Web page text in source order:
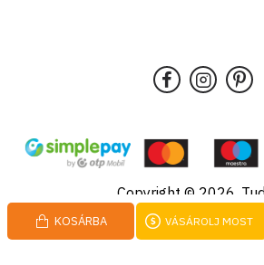
KOSÁRBA VÁSÁROLJ MOST
Copyright © 2026,
Minden jog